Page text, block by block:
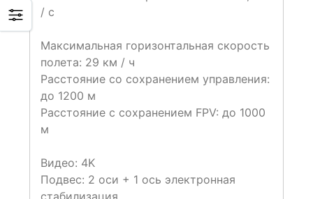
/ с
Максимальная горизонтальная скорость
полета: 29 км / ч
Расстояние со сохранением управления:
до 1200 м
Расстояние с сохранением FPV: до 1000
м
Видео: 4K
Подвес: 2 оси + 1 ось электронная
стабилизация